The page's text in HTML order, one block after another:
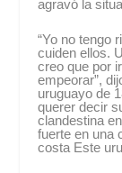
agravó la
“Yo no tengo
cuiden ellos.
creo que por
empeorar”,
uruguayo de
querer decir
clandestina
fuerte en una
costa Este